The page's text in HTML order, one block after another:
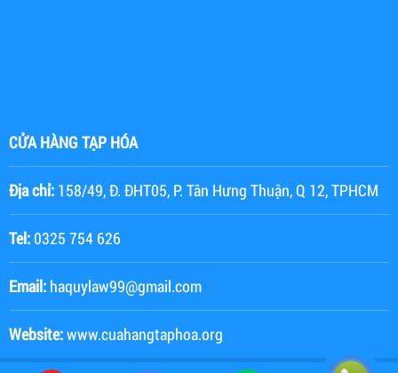
CỬA HÀNG TẠP HÓA
Địa chỉ: 158/49, Đ. ĐHT05, P. Tân Hưng Thuận, Q 12, TPHCM
Tel:0325 754 626
Email: haquylaw99@gmail.com
Website:www.cuahangtaphoa.org